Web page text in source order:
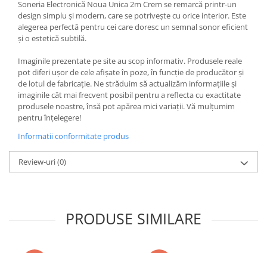
Soneria Electronică Noua Unica 2m Crem se remarcă printr-un
design simplu și modern, care se potrivește cu orice interior. Este
alegerea perfectă pentru cei care doresc un semnal sonor eficient
și o estetică subtilă.
Imaginile prezentate pe site au scop informativ. Produsele reale
pot diferi ușor de cele afișate în poze, în funcție de producător și
de lotul de fabricație. Ne străduim să actualizăm informațiile și
imaginile cât mai frecvent posibil pentru a reflecta cu exactitate
produsele noastre, însă pot apărea mici variații. Vă mulțumim
pentru înțelegere!
Informatii conformitate produs
Review-uri(0)
PRODUSE SIMILARE